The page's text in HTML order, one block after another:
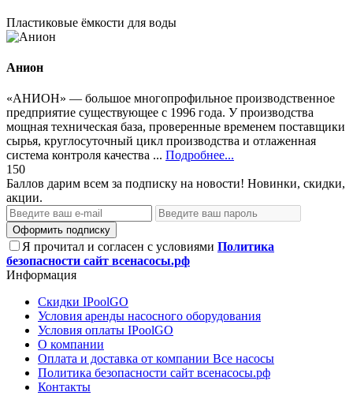
Пластиковые ёмкости для воды
Анион
«АНИОН» — большое многопрофильное производственное
предприятие существующее с 1996 года. У производства
мощная техническая база, проверенные временем поставщики
сырья, круглосуточный цикл производства и отлаженная
система контроля качества ... Подробнее...
150
Баллов дарим всем за подписку на новости! Новинки, скидки,
акции.
Оформить подписку
Я прочитал и согласен с условиями Политика
безопасности сайт всенасосы.рф
Информация
Скидки IPoolGO
Условия аренды насосного оборудования
Условия оплаты IPoolGO
О компании
Оплата и доставка от компании Все насосы
Политика безопасности сайт всенасосы.рф
Контакты